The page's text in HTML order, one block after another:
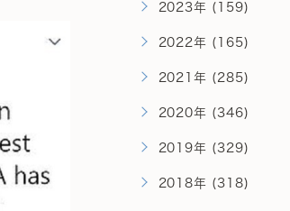
2023年 (159)
2022年 (165)
2021年 (285)
2020年 (346)
2019年 (329)
2018年 (318)